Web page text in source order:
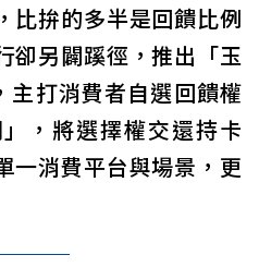
比拚的多半是回饋比例
卻另闢蹊徑，推出「玉
打消費者自選回饋權
，將選擇權交還持卡
一消費平台與場景，更